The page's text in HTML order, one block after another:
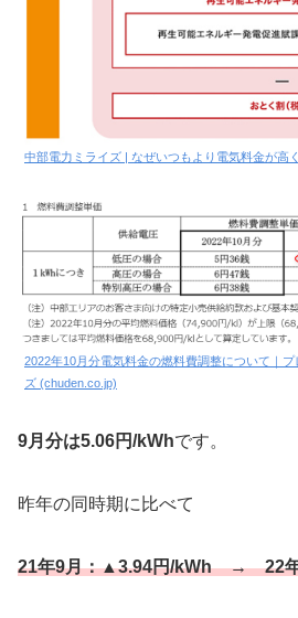
中部電力ミライズ | なぜいつもより電気料金が高
2022年10月分電気料金の燃料費調整について｜
ズ (chuden.co.jp)
9月分は5.06円/kWhです。
昨年の同時期に比べて
21年9月：▲3.94円/kWh → 22年